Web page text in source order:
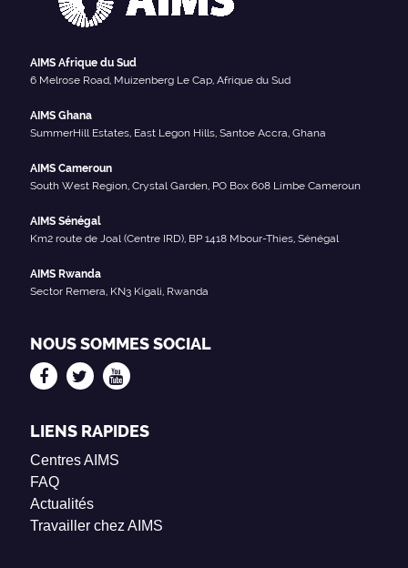
AIMS Afrique du Sud
6 Melrose Road, Muizenberg Le Cap, Afrique du Sud
AIMS Ghana
SummerHill Estates, East Legon Hills, Santoe Accra, Ghana
AIMS Cameroun
South West Region, Crystal Garden, PO Box 608 Limbe Cameroun
AIMS Sénégal
Km2 route de Joal (Centre IRD), BP 1418 Mbour-Thies, Sénégal
AIMS Rwanda
Sector Remera, KN3 Kigali, Rwanda
NOUS SOMMES SOCIAL
LIENS RAPIDES
Centres AIMS
FAQ
Actualités
Travailler chez AIMS